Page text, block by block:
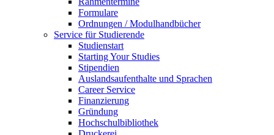
Formulare
Ordnungen / Modulhandbücher
Service für Studierende
Studienstart
Starting Your Studies
Stipendien
Auslandsaufenthalte und Sprachen
Career Service
Finanzierung
Gründung
Hochschulbibliothek